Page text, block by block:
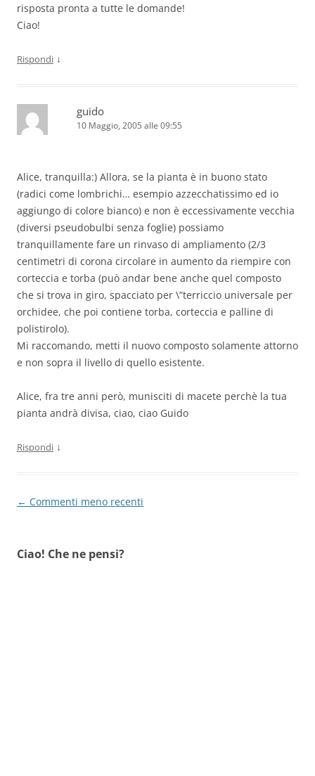
risposta pronta a tutte le domande!
Ciao!
Rispondi ↓
guido
10 Maggio, 2005 alle 09:55
Alice, tranquilla:) Allora, se la pianta è in buono stato
(radici come lombrichi… esempio azzecchatissimo ed io
aggiungo di colore bianco) e non è eccessivamente vecchia
(diversi pseudobulbi senza foglie) possiamo
tranquillamente fare un rinvaso di ampliamento (2/3
centimetri di corona circolare in aumento da riempire con
corteccia e torba (può andar bene anche quel composto
che si trova in giro, spacciato per \”terriccio universale per
orchidee, che poi contiene torba, corteccia e palline di
polistirolo).
Mi raccomando, metti il nuovo composto solamente attorno
e non sopra il livello di quello esistente.
Alice, fra tre anni però, munisciti di macete perchè la tua
pianta andrà divisa, ciao, ciao Guido
Rispondi ↓
Navigazione
← Commenti meno recenti
Ciao! Che ne pensi?